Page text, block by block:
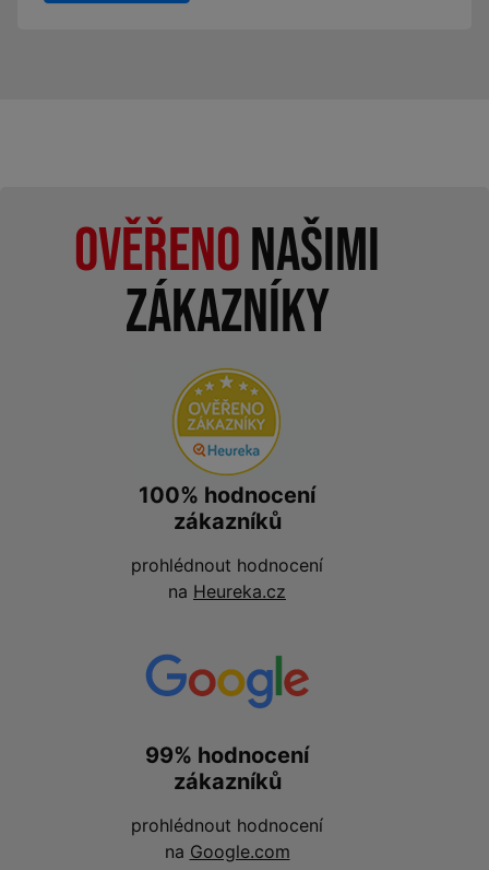
Ověřenonašimi
zákazníky
100% hodnocení
zákazníků
prohlédnout hodnocení
na Heureka.cz
99% hodnocení
zákazníků
prohlédnout hodnocení
na Google.com